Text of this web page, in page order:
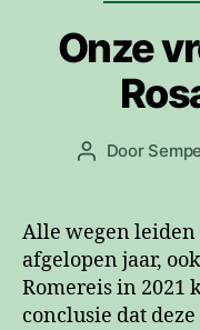
Onze
Berichtauteur
Door
Alle wegen leiden
afgelopen jaar,
Romereis in 2021
conclusie dat